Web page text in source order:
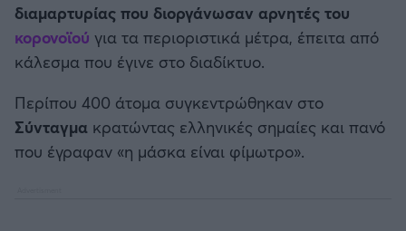
Ηρακλής
Μπαρτσελόνα
Ρεάλ Μαδρίτης
Ατλέτικο Μαδρίτης
διαμαρτυρίας που διοργάνωσαν αρνητές του
κορονοϊού για τα περιοριστικά μέτρα, έπειτα από
κάλεσμα που έγινε στο διαδίκτυο.
Περίπου 400 άτομα συγκεντρώθηκαν στο
Σύνταγμα κρατώντας ελληνικές σημαίες και πανό
που έγραφαν «η μάσκα είναι φίμωτρο».